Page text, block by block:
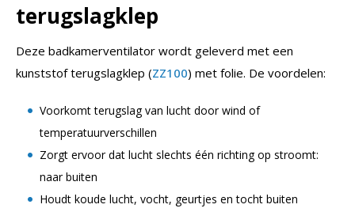
terugslagklep
Deze badkamerventilator wordt geleverd met een
kunststof terugslagklep (ZZ100) met folie. De voordelen:
Voorkomt terugslag van lucht door wind of
temperatuurverschillen
Zorgt ervoor dat lucht slechts één richting op stroomt:
naar buiten
Houdt koude lucht, vocht, geurtjes en tocht buiten